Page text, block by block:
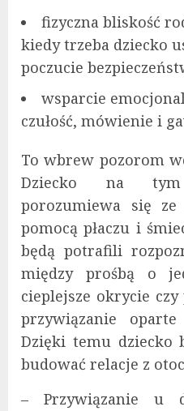
fizyczna bliskość
kiedy trzeba dziecko
poczucie
wsparcie
czułość, mówienie i
To wbrew pozorom
Dziecko na
porozumiewa się
pomocą płaczu i
będą potrafili
między prośbą o
cieplejsze okrycie
przywiązanie
Dzięki temu dziecko
budować relacje z
– Przywiązanie u